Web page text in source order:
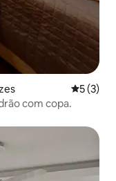
5 de
5 (3)
com copa.